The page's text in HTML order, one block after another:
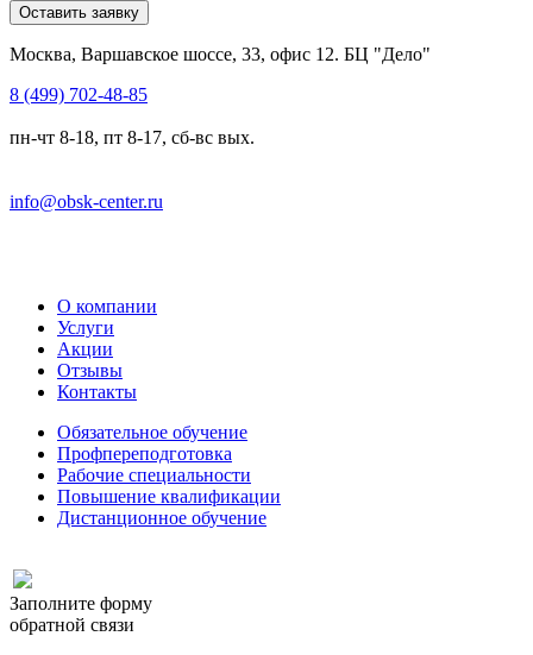
Оставить заявку
Москва, Варшавское шоссе, 33, офис 12. БЦ "Дело"
8 (499) 702-48-85
пн-чт 8-18, пт 8-17, сб-вс вых.
info@obsk-center.ru
О компании
Услуги
Акции
Отзывы
Контакты
Обязательное обучение
Профпереподготовка
Рабочие специальности
Повышение квалификации
Дистанционное обучение
Заполните форму
обратной связи